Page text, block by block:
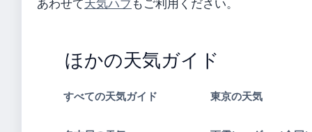
ほかの天気ガイド
すべての天気ガイド 東京の天気